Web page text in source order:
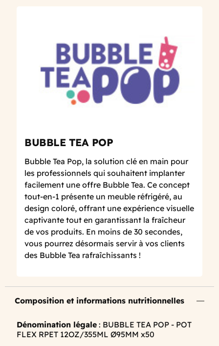
BUBBLE TEA POP
Bubble Tea Pop, la solution clé en main pour
les professionnels qui souhaitent implanter
facilement une offre Bubble Tea. Ce concept
tout-en-1 présente un meuble réfrigéré, au
design coloré, offrant une expérience visuelle
captivante tout en garantissant la fraîcheur
de vos produits. En moins de 30 secondes,
vous pourrez désormais servir à vos clients
des Bubble Tea rafraîchissants !
Composition et informations nutritionnelles
Dénomination légale : BUBBLE TEA POP - POT
FLEX RPET 12OZ/355ML Ø95MM x50